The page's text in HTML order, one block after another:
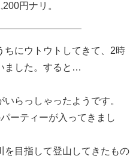
円ナリ。
ちにウトウトしてきて、2時
ました。すると…
らっしゃったようです。
ーティーが入ってきまし
を目指して登山してきたもの